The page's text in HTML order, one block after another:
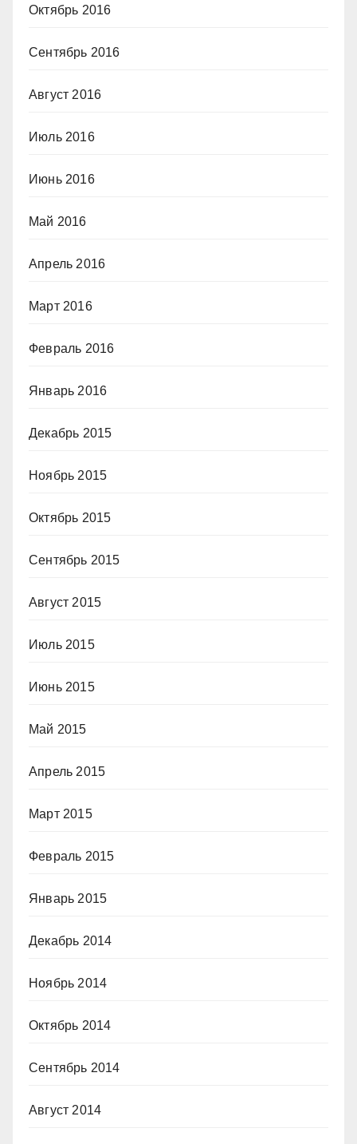
Октябрь 2016
Сентябрь 2016
Август 2016
Июль 2016
Июнь 2016
Май 2016
Апрель 2016
Март 2016
Февраль 2016
Январь 2016
Декабрь 2015
Ноябрь 2015
Октябрь 2015
Сентябрь 2015
Август 2015
Июль 2015
Июнь 2015
Май 2015
Апрель 2015
Март 2015
Февраль 2015
Январь 2015
Декабрь 2014
Ноябрь 2014
Октябрь 2014
Сентябрь 2014
Август 2014